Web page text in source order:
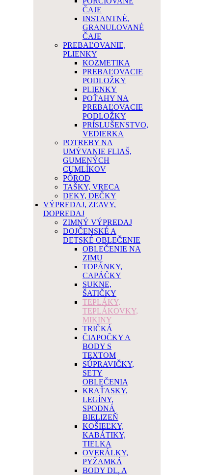
ČAJE
INSTANTNÉ,
GRANULOVANÉ
ČAJE
PREBAĽOVANIE,
PLIENKY
KOZMETIKA
PREBAĽOVACIE
PODLOŽKY
PLIENKY
POŤAHY NA
PREBAĽOVACIE
PODLOŽKY
PRÍSLUŠENSTVO,
VEDIERKA
POTREBY NA
UMÝVANIE FLIAŠ,
GUMENÝCH
CUMLÍKOV
PÔROD
TAŠKY, VRECA
DEKY, DEČKY
VÝPREDAJ, ZĽAVY,
DOPREDAJ
ZIMNÝ VÝPREDAJ
DOJČENSKÉ A
DETSKÉ OBLEČENIE
OBLEČENIE NA
ZIMU
TOPÁNKY,
CAPÁČKY
SUKNE,
ŠATIČKY
TEPLÁKY,
TEPLÁKOVKY,
MIKINY
TRIČKÁ
ČIAPOČKY A
BODY S
TEXTOM
SÚPRAVIČKY,
SETY
OBLEČENIA
KRAŤASKY,
LEGÍNY,
SPODNÁ
BIELIZEŇ
KOŠIEĽKY,
KABÁTIKY,
TIELKA
OVERÁLKY,
PYŽAMKÁ
BODY DL. A